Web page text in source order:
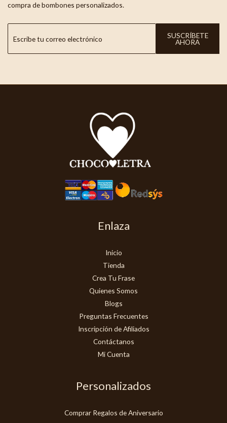
compra de bombones personalizados.
SUSCRÍBETE
AHORA
Enlaza
Inicio
Tienda
Crea Tu Frase
Quienes Somos
Blogs
Preguntas Frecuentes
Inscripción de Afiliados
Contáctanos
Mi Cuenta
Personalizados
Comprar Regalos de Aniversario